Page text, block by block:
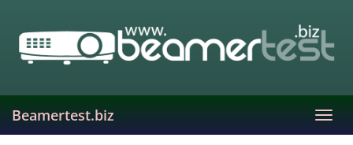
main
content
Beamertest.biz